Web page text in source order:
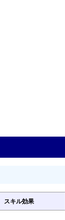
スキル効果